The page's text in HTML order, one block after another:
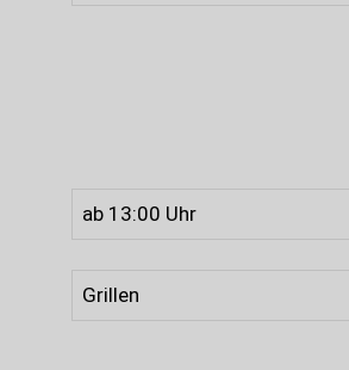
ab 13:00 Uhr
Grillen